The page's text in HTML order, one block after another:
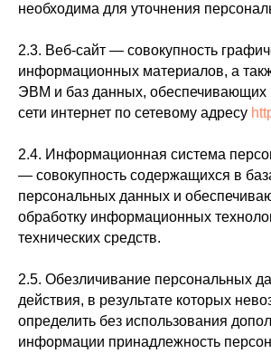
необходима для уточнения
2.3. Веб-сайт — совокупность
информационных материалов, а
ЭВМ и баз данных, обеспечивающих
сети интернет по сетевому адресу
2.4. Информационная система
— совокупность содержащихся в
персональных данных и
обработку информационных
технических средств.
2.5. Обезличивание персональных
действия, в результате которых
определить без использования
информации принадлежность